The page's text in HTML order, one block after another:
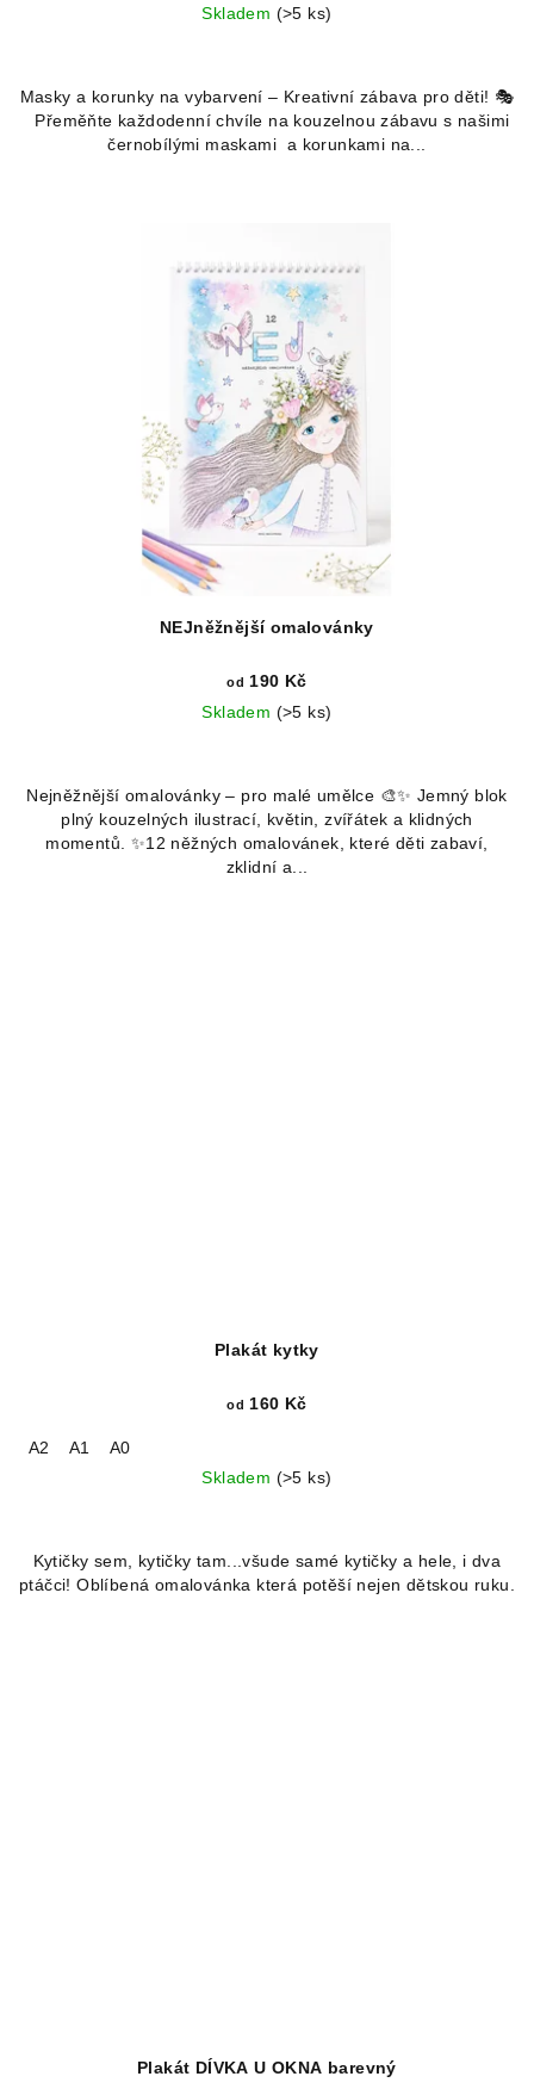
Skladem (>5 ks)
produktu
je
5,0
Masky a korunky na vybarvení – Kreativní zábava pro děti! 🎭
Přeměňte každodenní chvíle na kouzelnou zábavu s našimi
černobílými maskami a korunkami na...
NEJněžnější omalovánky
od 190 Kč
Skladem (>5 ks)
produktu
je
5,0
z
Nejněžnější omalovánky – pro malé umělce 🎨✨ Jemný blok
plný kouzelných ilustrací, květin, zvířátek a klidných
momentů. ✨12 něžných omalovánek, které děti zabaví,
zklidní a...
Plakát kytky
od 160 Kč
A2 A1
A0
Skladem (>5 ks)
Kytičky sem, kytičky tam...všude samé kytičky a hele, i dva
ptáčci! Oblíbená omalovánka která potěší nejen dětskou ruku.
Plakát DÍVKA U OKNA barevný